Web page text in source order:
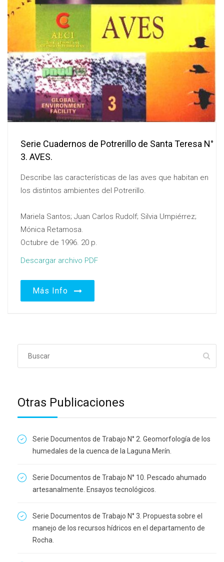
Serie Cuadernos de Potrerillo de Santa Teresa N°
3. AVES.
Describe las características de las aves que habitan en
los distintos ambientes del Potrerillo.
Mariela Santos; Juan Carlos Rudolf; Silvia Umpiérrez;
Mónica Retamosa.
Octubre de 1996. 20 p.
Descargar archivo PDF
Más Info
Otras Publicaciones
Serie Documentos de Trabajo N° 2. Geomorfología de los
humedales de la cuenca de la Laguna Merín.
Serie Documentos de Trabajo N° 10. Pescado ahumado
artesanalmente. Ensayos tecnológicos.
Serie Documentos de Trabajo N° 3. Propuesta sobre el
manejo de los recursos hídricos en el departamento de
Rocha.